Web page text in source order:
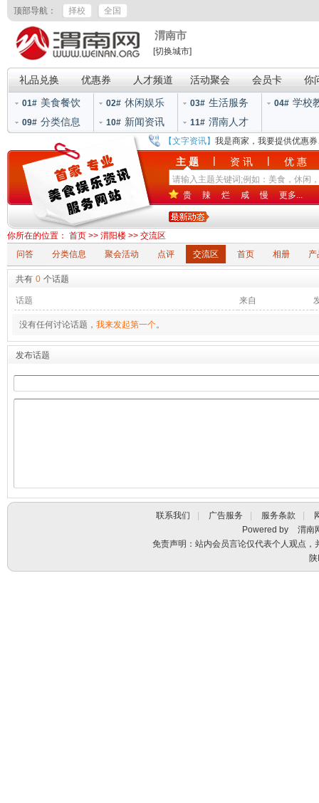
顶部导航： 择校 全国
渭南市
[切换城市]
礼品兑换 优惠券 人才频道 活动聚会 会员卡 你
01# 美食餐饮 02# 休闲娱乐 03# 生活服务 04# 学校
09# 分类信息 10# 新闻资讯 11# 渭南人才
【文字资讯】 我是商家，我要提供优惠
主 题 | 资 讯 | 优 惠
贵 辣 烂 咸 慢 更多...
你所在的位置： 首页 >> 渭阳楼 >> 交流区
问答
分类信息 聚会活动 点评 交流区 首页 相册 产
共有 0 个话题
话题 来自
没有任何讨论话题， 我来发起第一个。
发布话题
联系我们 广告服务 服务条款
Powered by
渭南
免责声明：站内会员言论仅代表个人观点